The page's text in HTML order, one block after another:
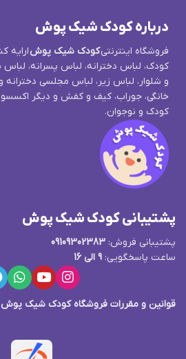
درباره کودک شیک پوش
فروشگاه اینترنتیکودک شیک پوشارایه
کودک، لباس دخترانه، لباس پسرانه،
و شلوار، لباس زیر، لباس مجلسی دخترانه
خانگی، جوراب، کیف و کفش و دیگر
کودک و نوجوان.
پشتیبانی کودک شیک پوش
پشتیبانی فروش: 09109302383
ساعت پاسخگویی: 9 الی 16
قوانین و مقررات فروشگاه کودک شیک پوش